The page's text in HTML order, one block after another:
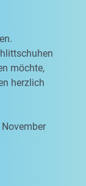
möchte,
herzlich